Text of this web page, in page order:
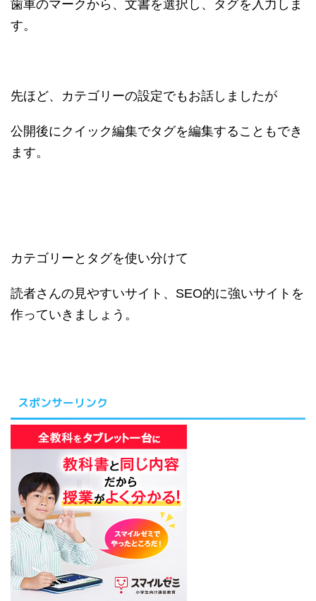
歯車のマークから、文書を選択し、タグを入力しま
す。
先ほど、カテゴリーの設定でもお話しましたが
公開後にクイック編集でタグを編集することもでき
ます。
カテゴリーとタグを使い分けて
読者さんの見やすいサイト、SEO的に強いサイトを
作っていきましょう。
スポンサーリンク